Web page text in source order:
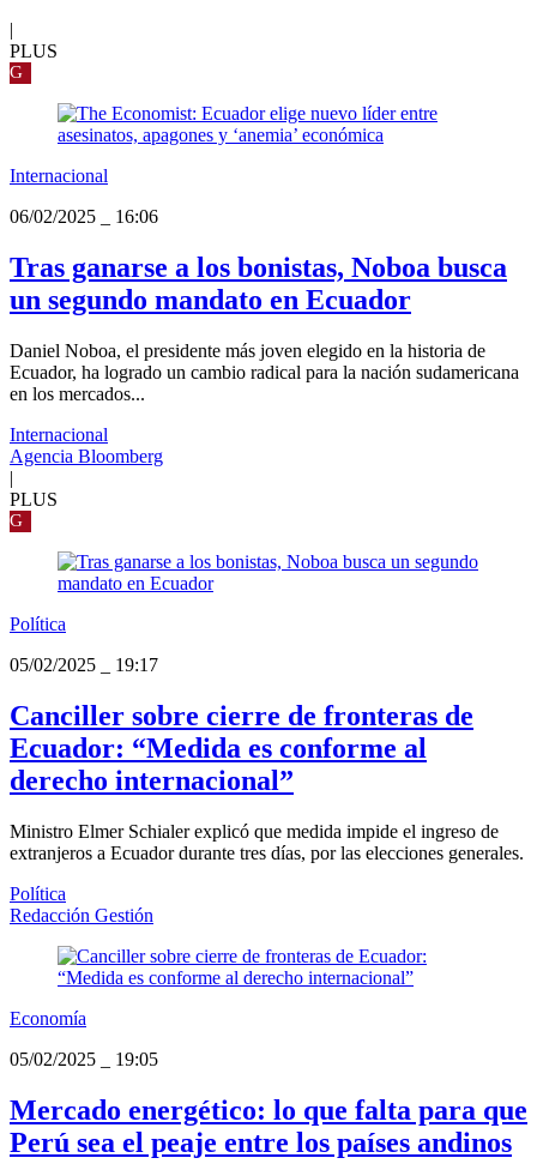
|
PLUS
G
Internacional
06/02/2025
16:06
Tras ganarse a los bonistas, Noboa busca
un segundo mandato en Ecuador
Daniel Noboa, el presidente más joven elegido en la historia de
Ecuador, ha logrado un cambio radical para la nación sudamericana
en los mercados...
Internacional
Agencia Bloomberg
|
PLUS
G
Política
05/02/2025
19:17
Canciller sobre cierre de fronteras de
Ecuador: “Medida es conforme al
derecho internacional”
Ministro Elmer Schialer explicó que medida impide el ingreso de
extranjeros a Ecuador durante tres días, por las elecciones generales.
Política
Redacción Gestión
Economía
05/02/2025
19:05
Mercado energético: lo que falta para que
Perú sea el peaje entre los países andinos